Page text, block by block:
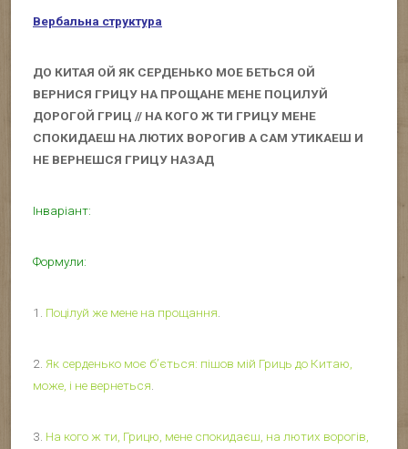
Вербальна структура
ДО КИТАЯ ОЙ ЯК СЕРДЕНЬКО МОЕ БЕТЬСЯ ОЙ
ВЕРНИСЯ ГРИЦУ НА ПРОЩАНЕ МЕНЕ ПОЦИЛУЙ
ДОРОГОЙ ГРИЦ // НА КОГО Ж ТИ ГРИЦУ МЕНЕ
СПОКИДАЕШ НА ЛЮТИХ ВОРОГИВ А САМ УТИКАЕШ И
НЕ ВЕРНЕШСЯ ГРИЦУ НАЗАД
Інваріант:
Формули:
1. Поцілуй же мене на прощання
2. Як серденько моє б’ється: пішов мій Гриць до Китаю,
може, і не вернеться
3. На кого ж ти, Грицю, мене спокидаєш, на лютих ворогів,